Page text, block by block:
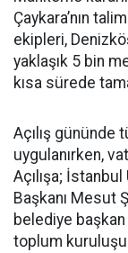
Çaykara’nın
ekipleri,
yaklaşık 5 bin
kısa sürede
Açılış gününde
uygulanırken,
Açılışa;
Başkanı Mesut
belediye başkan
toplum